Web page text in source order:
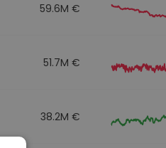
59.6M €
51.7M €
38.2M €